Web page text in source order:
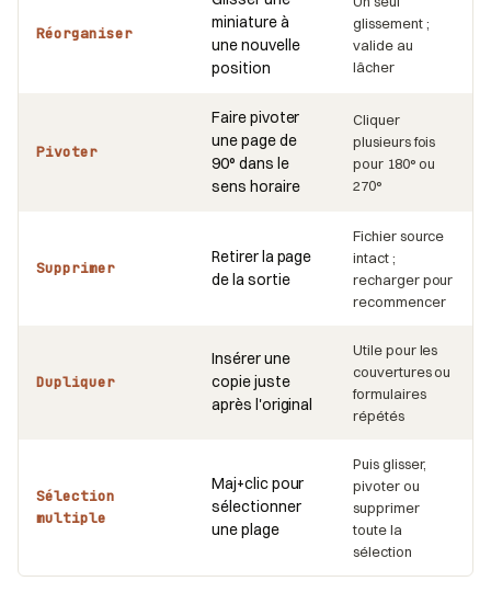
Réorganiser
miniature à
une nouvelle
position
glissement ;
valide au
lâcher
Pivoter
Faire pivoter
une page de
90° dans le
sens horaire
Cliquer
plusieurs fois
pour 180° ou
270°
Supprimer
Retirer la page
de la sortie
Fichier source
intact ;
recharger pour
recommencer
Dupliquer
Insérer une
copie juste
après l'original
Utile pour les
couvertures ou
formulaires
répétés
Sélection
multiple
Maj+clic pour
sélectionner
une plage
Puis glisser,
pivoter ou
supprimer
toute la
sélection